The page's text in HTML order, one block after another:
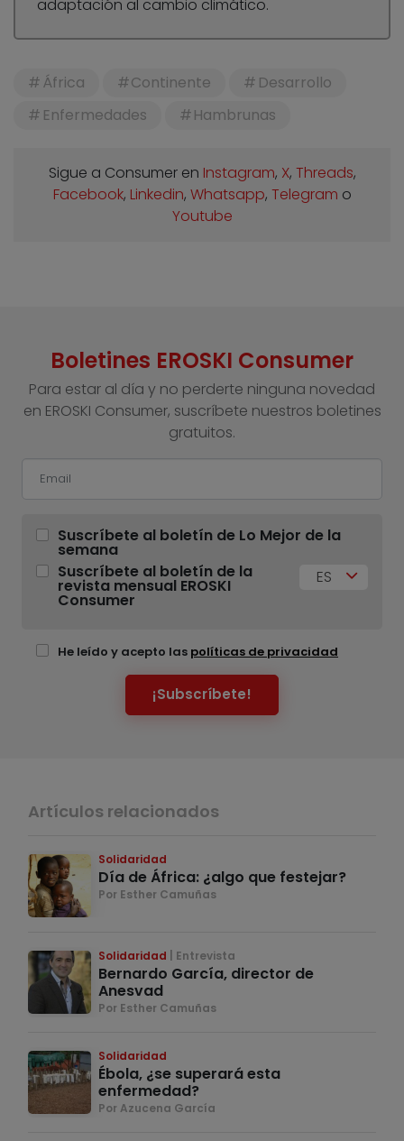
adaptación al cambio climático.
África Continente
Desarrollo
Enfermedades
Hambrunas
Sigue a Consumer en Instagram, X, Threads,
Facebook, Linkedin, Whatsapp, Telegram o
Youtube
Boletines EROSKI Consumer
Para estar al día y no perderte ninguna novedad
en EROSKI Consumer, suscríbete nuestros boletines
gratuitos.
Suscríbete al boletín de Lo Mejor de la
semana
Suscríbete al boletín de la
revista mensual EROSKI
Consumer
ES
He leído y acepto las políticas de privacidad
¡Subscríbete!
Artículos relacionados
Solidaridad
Día de África: ¿algo que festejar?
Por Esther Camuñas
Solidaridad Entrevista
Bernardo García, director de
Anesvad
Por Esther Camuñas
Solidaridad
Ébola, ¿se superará esta
enfermedad?
Por Azucena García